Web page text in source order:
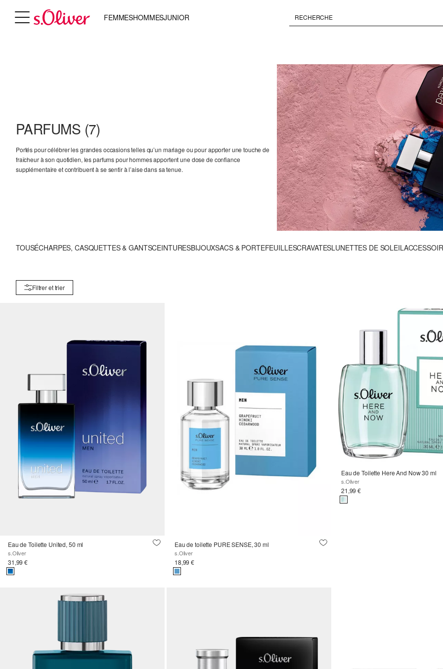
FEMMESHOMMESJUNIOR
PARFUMS (7)
Portés pour célébrer les grandes occasions telles qu’un mariage ou pour apporter une touche de
fraîcheur à son quotidien, les parfums pour hommes apportent une dose de confiance
supplémentaire et contribuent à se sentir à l’aise dans sa tenue.
TOUSÉCHARPES, CASQUETTES & GANTSCEINTURESBIJOUXSACS & PORTEFEUILLESCRAVATESLUNETTES DE SOLEIL
Filtrer et trier
Eau de Toilette United, 50 ml
s.Oliver
31,99 €
Eau de toilette PURE SENSE, 30 ml
s.Oliver
18,99 €
Eau de Toilette Here And Now 30 ml
s.Oliver
21,99 €